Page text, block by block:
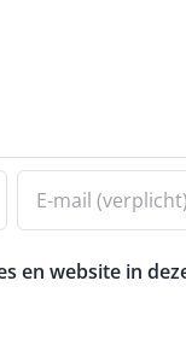
en website in